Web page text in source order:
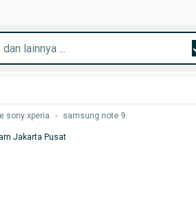
sony xperia - samsung note 9
Jakarta Pusat